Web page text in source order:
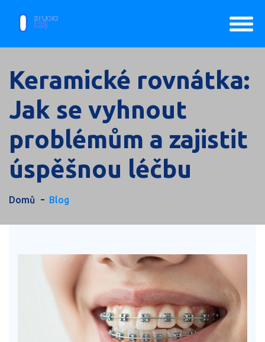
Keramické rovnátka:
Jak se vyhnout
problémům a zajistit
úspěšnou léčbu
Domů Blog